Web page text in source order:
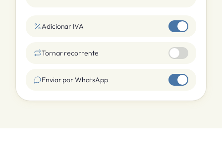
Adicionar IVA
Tornar recorrente
Enviar por WhatsApp